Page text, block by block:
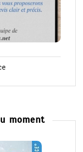
moment